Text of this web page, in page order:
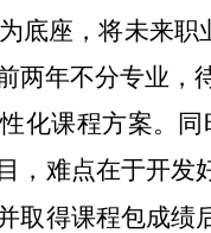
底座，将未来职
两年不分专业，
化课程方案。
，难点在于开
取得课程包成绩